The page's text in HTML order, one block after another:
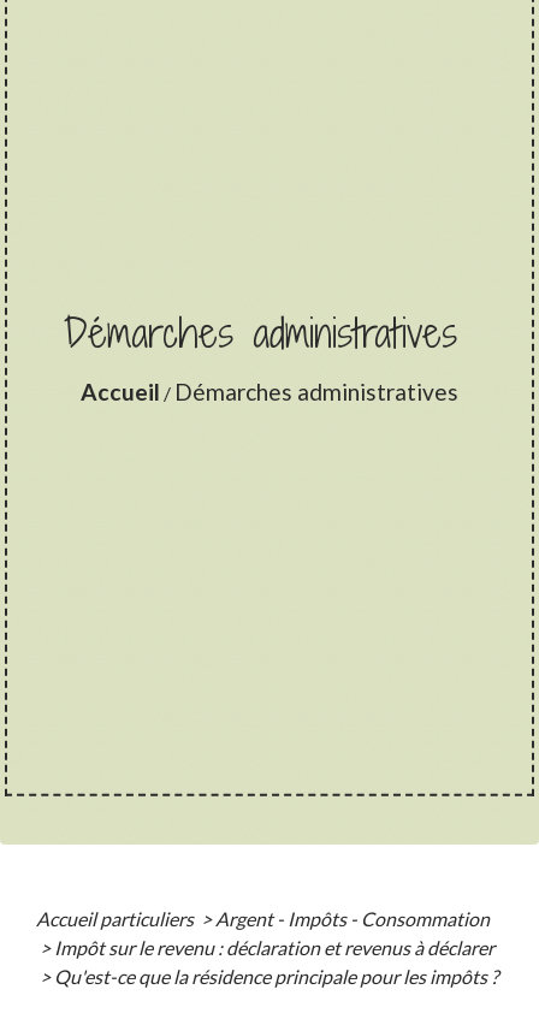
Démarches administratives
Accueil / Démarches administratives
Accueil particuliers > Argent - Impôts - Consommation
> Impôt sur le revenu : déclaration et revenus à déclarer
> Qu'est-ce que la résidence principale pour les impôts ?